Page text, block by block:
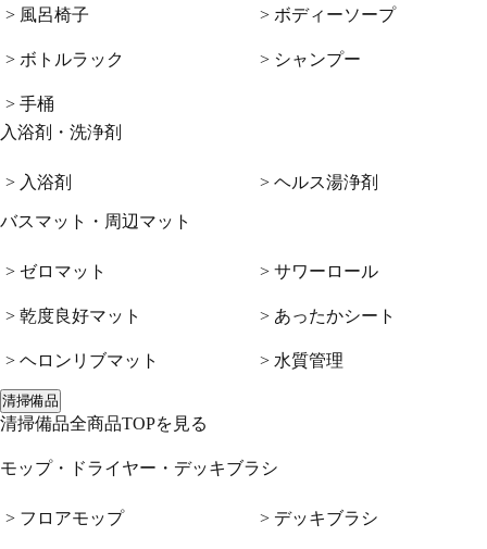
> 風呂椅子
> ボトルラック
> 手桶
> ボディーソープ
> シャンプー
入浴剤・洗浄剤
> 入浴剤 > ヘルス湯浄剤
バスマット・周辺マット
> ゼロマット
> 乾度良好マット
> ヘロンリブマット
> サワーロール
> あったかシート
> 水質管理
清掃備品
清掃備品全商品TOPを見る
モップ・ドライヤー・デッキブラシ
> フロアモップ > デッキブラシ